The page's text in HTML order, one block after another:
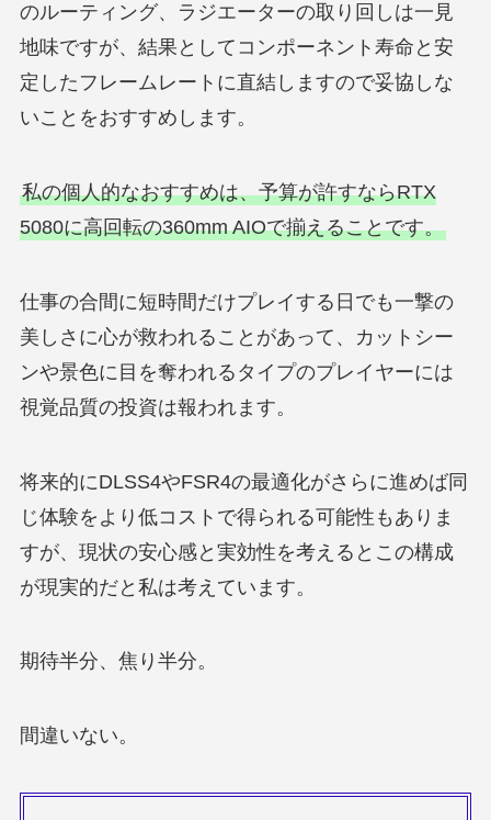
のルーティング、ラジエーターの取り回しは一見
地味ですが、結果としてコンポーネント寿命と安
定したフレームレートに直結しますので妥協しな
いことをおすすめします。
私の個人的なおすすめは、予算が許すならRTX
5080に高回転の360mm AIOで揃えることです。
仕事の合間に短時間だけプレイする日でも一撃の
美しさに心が救われることがあって、カットシー
ンや景色に目を奪われるタイプのプレイヤーには
視覚品質の投資は報われます。
将来的にDLSS4やFSR4の最適化がさらに進めば同
じ体験をより低コストで得られる可能性もありま
すが、現状の安心感と実効性を考えるとこの構成
が現実的だと私は考えています。
期待半分、焦り半分。
間違いない。